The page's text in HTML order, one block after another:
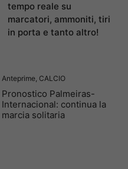
tempo reale su
marcatori, ammoniti, tiri
in porta e tanto altro!
Anteprime CALCIO
Pronostico Palmeiras-
Internacional: continua la
marcia solitaria